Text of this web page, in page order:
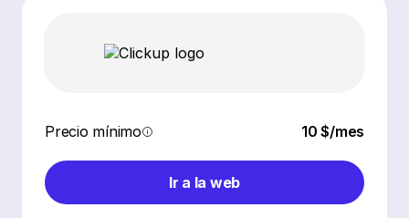
Precio mínimo 10 $/mes
Ir a la web